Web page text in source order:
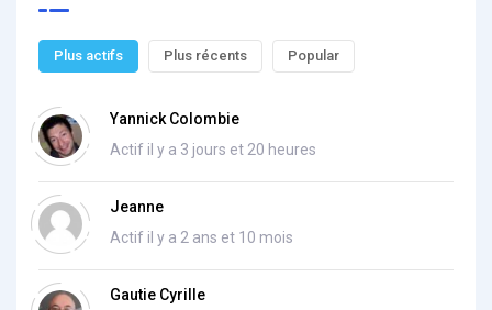
Plus actifs Plus récents Popular
Yannick Colombie
Actif il y a 3 jours et 20 heures
Jeanne
Actif il y a 2 ans et 10 mois
Gautie Cyrille